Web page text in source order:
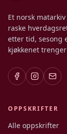
Et norsk
raske
etter tid, sesong
kjøkkenet
OPPSKRIFTER
Alle oppskrifter